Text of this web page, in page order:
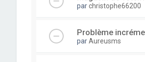
parchristophe66200
Problème
parAureusms